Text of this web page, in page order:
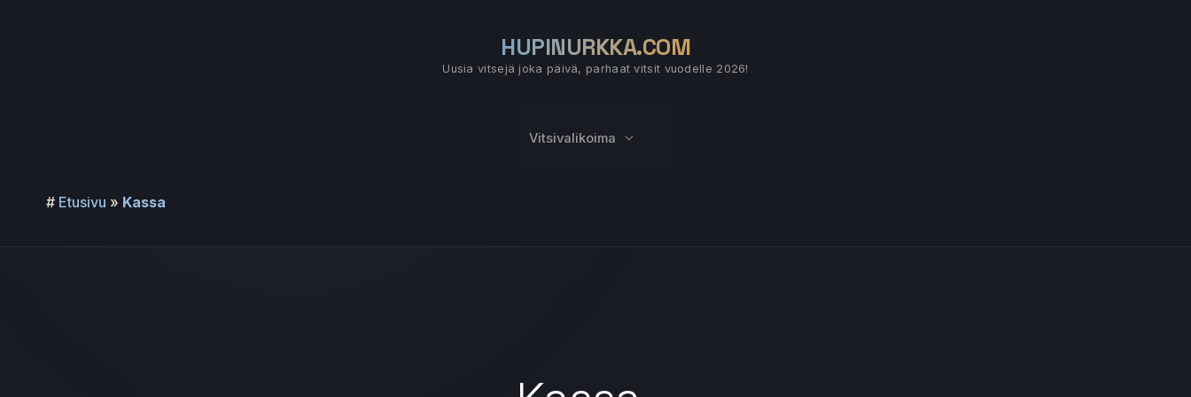
HUPINURKKA.COM
Uusia vitsejä joka päivä, parhaat vitsit vuodelle 2026!
Vitsivalikoima
# Etusivu » Kassa